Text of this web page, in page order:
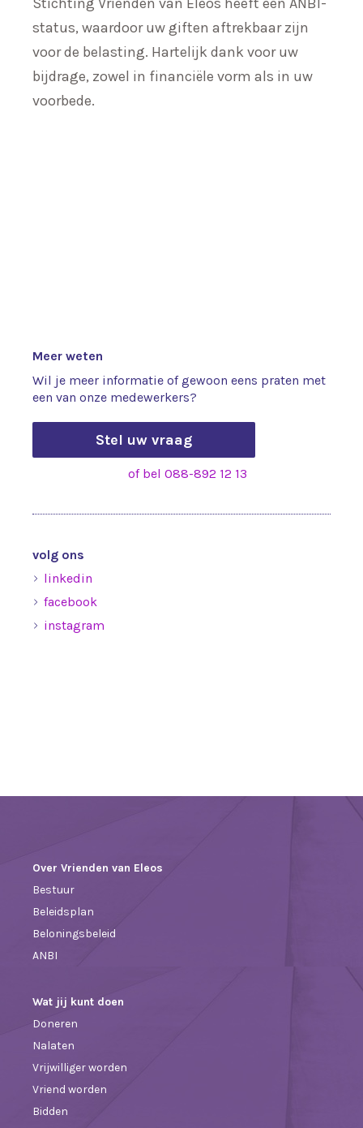
status, waardoor uw giften aftrekbaar zijn
voor de belasting. Hartelijk dank voor uw
bijdrage, zowel in financiële vorm als in uw
voorbede.
Meer weten
Wil je meer informatie of gewoon eens praten met
een van onze medewerkers?
Stel uw vraag
of bel 088-892 12 13
volg ons
linkedin
facebook
instagram
Over Vrienden van Eleos
Bestuur
Beleidsplan
Beloningsbeleid
ANBI
Wat jij kunt doen
Doneren
Nalaten
Vrijwilliger worden
Vriend worden
Bidden